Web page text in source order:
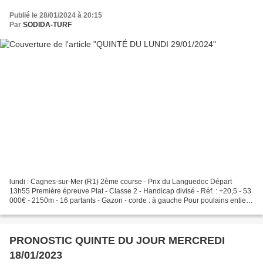
Publié le 28/01/2024 à 20:15
Par SODIDA-TURF
lundi : Cagnes-sur-Mer (R1) 2ème course - Prix du Languedoc Départ
13h55 Première épreuve Plat - Classe 2 - Handicap divisé - Réf. : +20,5 - 53
000€ - 2150m - 16 partants - Gazon - corde : à gauche Pour poulains entiers,
PRONOSTIC QUINTE DU JOUR MERCREDI
18/01/2023